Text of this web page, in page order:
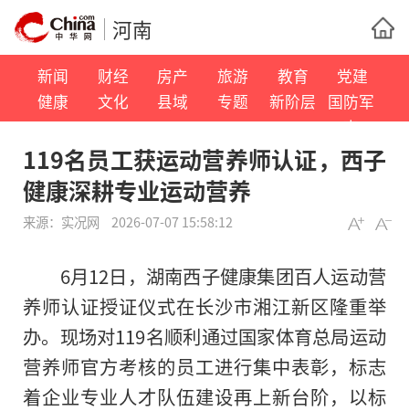
河南
新闻 财经 房产 旅游 教育
党建
健康
文化 县域 专题 新阶层
国防军
事
119名员工获运动营养师认证，西子
健康深耕专业运动营养
来源： 实况网 2026-07-07 15:58:12
6月12日，湖南西子健康集团百人运动营
养师认证授证仪式在长沙市湘江新区隆重举
办。现场对119名顺利通过国家体育总局运动
营养师官方考核的员工进行集中表彰，标志
着企业专业人才队伍建设再上新台阶，以标